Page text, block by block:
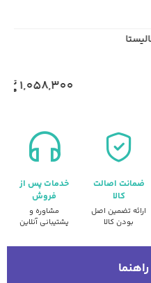
1,058,300
ضمانت اصالت
کالا
ارائه تضمین اصل
بودن کالا
خدمات پس از
فروش
مشاوره و
پشتیبانی آنلاین
راهنما